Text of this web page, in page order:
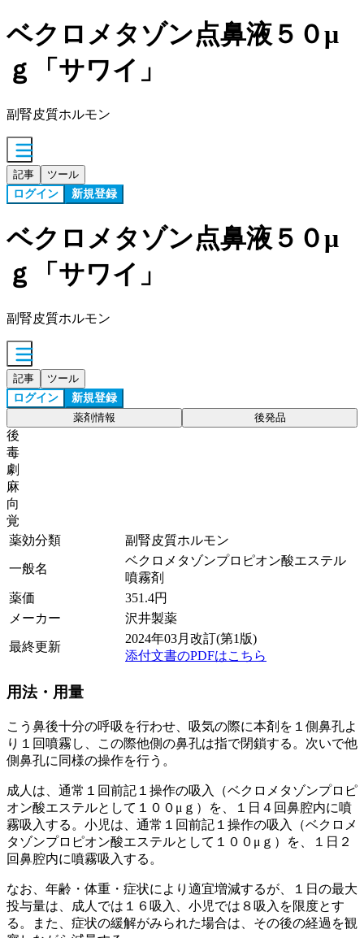
ベクロメタゾン点鼻液５０μ
ｇ「サワイ」
副腎皮質ホルモン
記事 ツール
ログイン 新規登録
ベクロメタゾン点鼻液５０μ
ｇ「サワイ」
副腎皮質ホルモン
記事 ツール
ログイン 新規登録
薬剤情報 後発品
後
毒
劇
麻
向
覚
薬効分類
副腎皮質ホルモン
一般名
ベクロメタゾンプロピオン酸エステル
噴霧剤
薬価
351.4円
メーカー
沢井製薬
最終更新
2024年03月改訂(第1版)
添付文書のPDFはこちら
用法・用量
こう鼻後十分の呼吸を行わせ、吸気の際に本剤を１側鼻孔よ
り１回噴霧し、この際他側の鼻孔は指で閉鎖する。次いで他
側鼻孔に同様の操作を行う。
成人は、通常１回前記１操作の吸入（ベクロメタゾンプロピ
オン酸エステルとして１００μｇ）を、１日４回鼻腔内に噴
霧吸入する。小児は、通常１回前記１操作の吸入（ベクロメ
タゾンプロピオン酸エステルとして１００μｇ）を、１日２
回鼻腔内に噴霧吸入する。
なお、年齢・体重・症状により適宜増減するが、１日の最大
投与量は、成人では１６吸入、小児では８吸入を限度とす
る。また、症状の緩解がみられた場合は、その後の経過を観